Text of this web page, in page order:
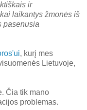
ir
laikantys žmonės iš
pasenusia
, kurį mes
Lietuvoje,
Čia tik mano
problemas.